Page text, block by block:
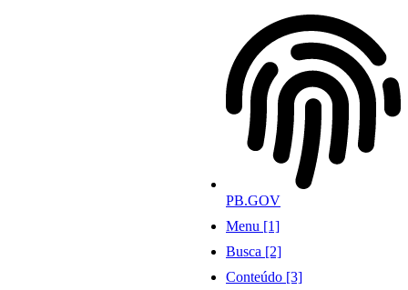
PB.GOV
Menu [1]
Busca [2]
Conteúdo [3]